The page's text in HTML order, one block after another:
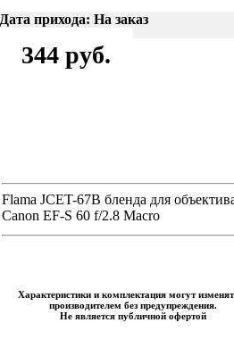
Дата прихода: На заказ
344 руб.
Flama JCET-67B бленда для
Canon EF-S 60 f/2.8 Macro
Характеристики и комплектация могут
производителем без предупреждения.
Не является публичной офертой